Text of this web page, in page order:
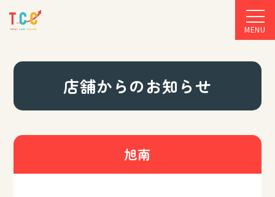
MENU
店舗からのお知らせ
旭南